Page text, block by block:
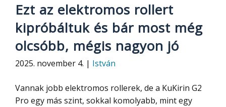
Ezt az elektromos rollert
kipróbáltuk és bár most még
olcsóbb, mégis nagyon jó
2025. november 4. | István
Vannak jobb elektromos rollerek, de a KuKirin G2
Pro egy más szint, sokkal komolyabb, mint egy